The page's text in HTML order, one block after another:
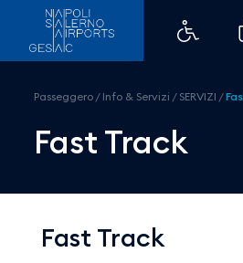
Fast Track -
Passeggero / Info & Servizi / SERVIZI /
Fast Track
Fast Track